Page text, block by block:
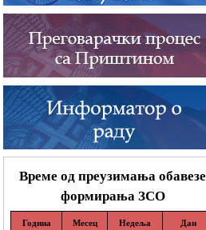
Време од преузимања обавезе
формирања ЗСО
Година Месец Недеља Дан